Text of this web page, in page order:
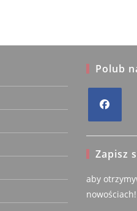
Polub
a
new
tab
Zapisz
aby
nowościach!
Recenzent